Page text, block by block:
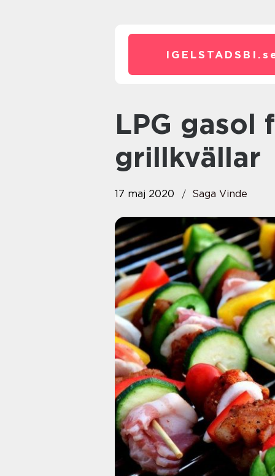
IGELSTADSBI.
LPG gasol för sommarens
grillkvällar
17 maj 2020 Saga Vinde